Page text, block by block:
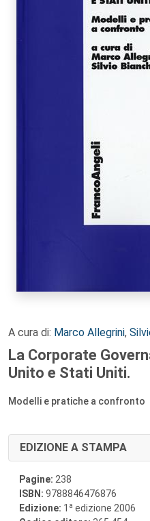
A cura di: Marco Allegrini,
La Corporate
Unito e Stati Uniti.
Modelli e pratiche a confronto
EDIZIONE A STAMPA
Pagine: 238
ISBN: 9788846476876
Edizione: 1 a edizione 2006